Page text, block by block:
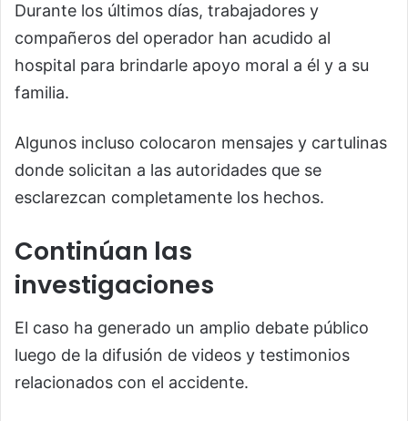
Durante los últimos días, trabajadores y
compañeros del operador han acudido al
hospital para brindarle apoyo moral a él y a su
familia.
Algunos incluso colocaron mensajes y cartulinas
donde solicitan a las autoridades que se
esclarezcan completamente los hechos.
Continúan las
investigaciones
El caso ha generado un amplio debate público
luego de la difusión de videos y testimonios
relacionados con el accidente.